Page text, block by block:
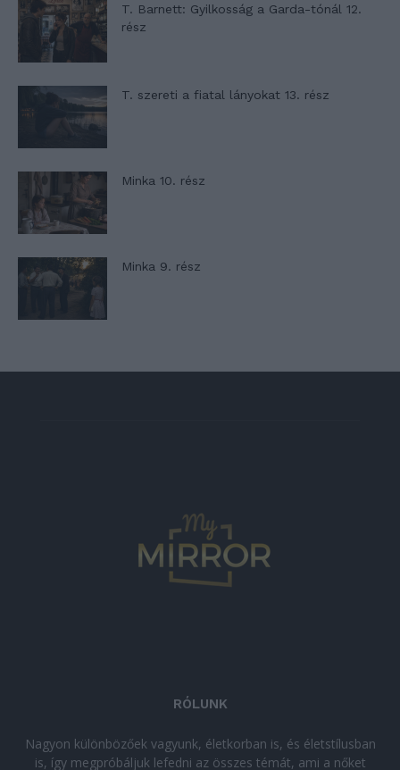
T. Barnett: Gyilkosság a Garda-tónál 12.
rész
T. szereti a fiatal lányokat 13. rész
Minka 10. rész
Minka 9. rész
RÓLUNK
Nagyon különbözőek vagyunk, életkorban is, és életstílusban
is, így megpróbáljuk lefedni az összes témát, ami a nőket